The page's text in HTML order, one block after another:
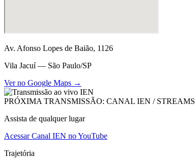
Av. Afonso Lopes de Baião, 1126
Vila Jacuí — São Paulo/SP
Ver no Google Maps →
PRÓXIMA TRANSMISSÃO: CANAL IEN / STREAMS
Assista de qualquer lugar
Acessar Canal IEN no YouTube
Trajetória